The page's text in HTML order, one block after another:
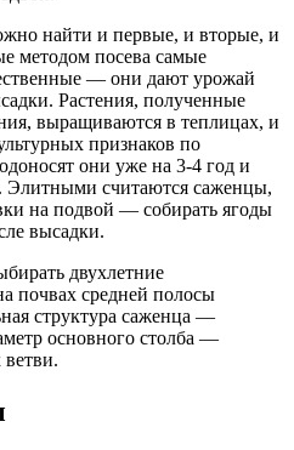
найти и первые, и вторые, и
методом посева самые
— они дают урожай
Растения, полученные
выращиваются в теплицах, и
признаков по
они уже на 3-4 год и
Элитными считаются саженцы,
на подвой — собирать ягоды
высадки.
двухлетние
почвах средней полосы
структура саженца —
основного столба —